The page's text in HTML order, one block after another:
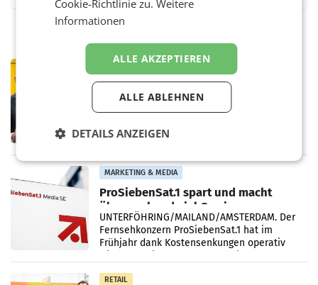
PRIMENEWS
Österreichische Post: Umsatzplus im
ersten Halbjahr trotz schwachem
Briefgeschäft
WIEN Die Österreichische Post AG hat im
ersten Halbjahr 2026 einen Konzernumsatz
von 1.544,0 Mio. EUR erwirtschaftet, was
Vergleichszeitraum
MARKETING & MEDIA
ProSiebenSat.1 spart und macht
überraschend viel Gewinn
UNTERFÖHRING/MAILAND/AMSTERDAM. Der
Fernsehkonzern ProSiebenSat.1 hat im
Frühjahr dank Kostensenkungen operativ
RETAIL
Cookie-Richtlinie zu.Weitere
Informationen
ALLE AKZEPTIEREN
ALLE ABLEHNEN
DETAILS ANZEIGEN